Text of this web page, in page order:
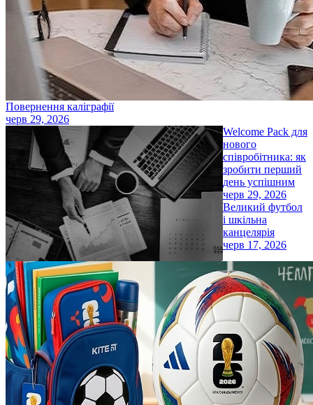
Повернення каліграфії
черв 29, 2026
Welcome Pack для
нового
співробітника: як
зробити перший
день успішним
черв 29, 2026
Великий футбол
і шкільна
канцелярія
черв 17, 2026